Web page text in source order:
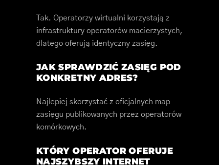
Tak. Operatorzy wirtualni korzystają z
infrastruktury operatorów macierzystych,
dlatego oferują identyczny zasięg.
JAK SPRAWDZIĆ ZASIĘG POD
KONKRETNY ADRES?
Najlepiej skorzystać z oficjalnych map
zasięgu publikowanych przez operatorów
komórkowych.
KTÓRY OPERATOR OFERUJE
NAJSZYBSZY INTERNET